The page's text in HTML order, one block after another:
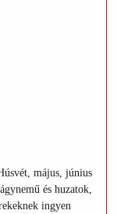
május, június
és huzatok,
ingyen